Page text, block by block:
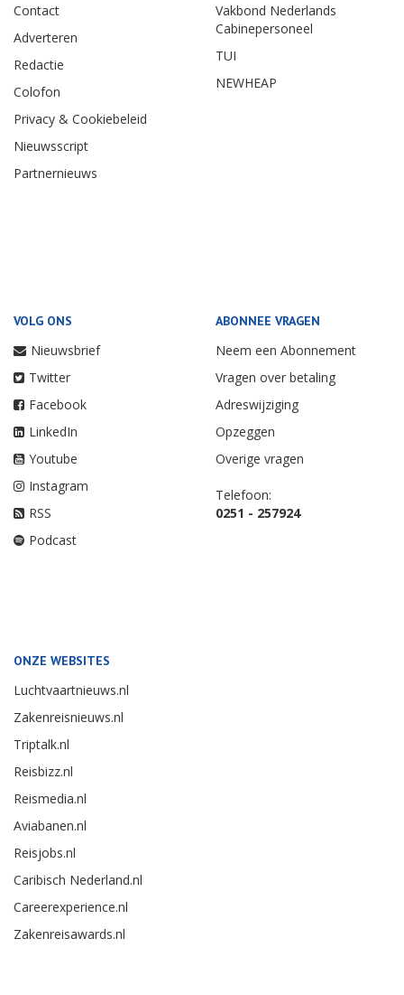
Contact
Adverteren
Redactie
Colofon
Privacy & Cookiebeleid
Nieuwsscript
Partnernieuws
Vakbond Nederlands
Cabinepersoneel
TUI
NEWHEAP
VOLG ONS
Nieuwsbrief
Twitter
Facebook
LinkedIn
Youtube
Instagram
RSS
Podcast
ABONNEE VRAGEN
Neem een Abonnement
Vragen over betaling
Adreswijziging
Opzeggen
Overige vragen
Telefoon:
0251 - 257924
ONZE WEBSITES
Luchtvaartnieuws.nl
Zakenreisnieuws.nl
Triptalk.nl
Reisbizz.nl
Reismedia.nl
Aviabanen.nl
Reisjobs.nl
Caribisch Nederland.nl
Careerexperience.nl
Zakenreisawards.nl